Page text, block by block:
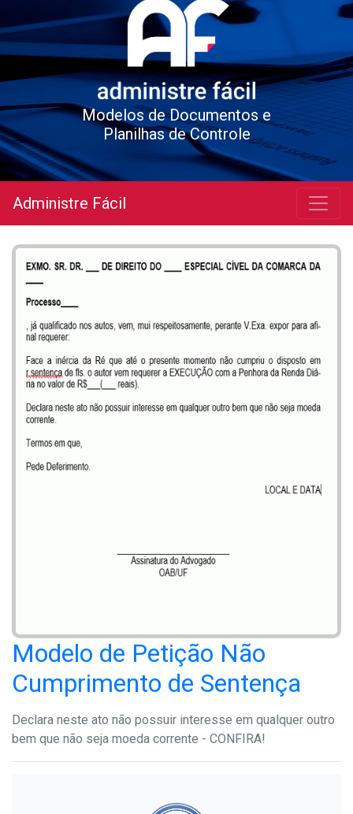
Modelos de Documentos e
Planilhas de Controle
Administre Fácil
Modelo de Petição Não
Cumprimento de Sentença
Declara neste ato não possuir interesse em qualquer outro
bem que não seja moeda corrente - CONFIRA!